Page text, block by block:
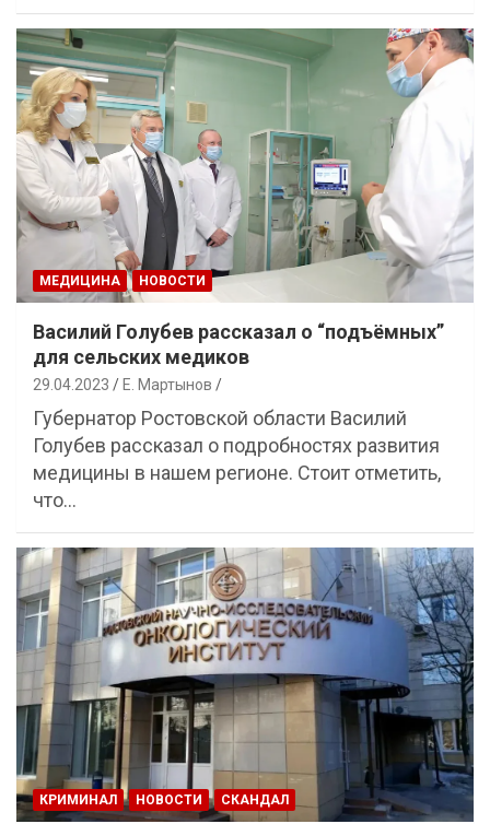
МЕДИЦИНА НОВОСТИ
Василий Голубев рассказал о “подъёмных”
для сельских медиков
29.04.2023 Е. Мартынов
Губернатор Ростовской области Василий
Голубев рассказал о подробностях развития
медицины в нашем регионе. Стоит отметить,
что…
КРИМИНАЛ НОВОСТИ СКАНДАЛ